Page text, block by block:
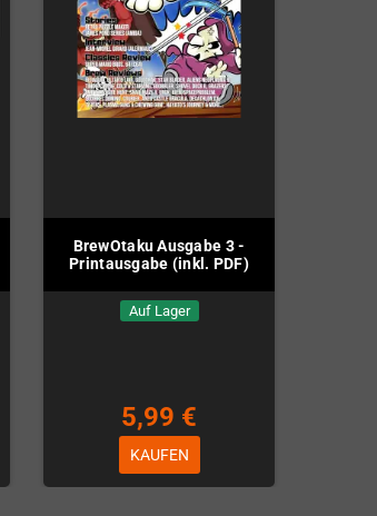
BrewOtaku Ausgabe 3 -
Printausgabe (inkl. PDF)
Auf Lager
5,99 €
KAUFEN